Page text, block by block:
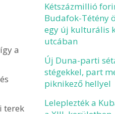
a
terek
Kétszázmillió
Budafok-Tétény
egy új kulturális
utcában
Új Duna-parti
stégekkel, part
piknikező hellyel
Leleplezték a